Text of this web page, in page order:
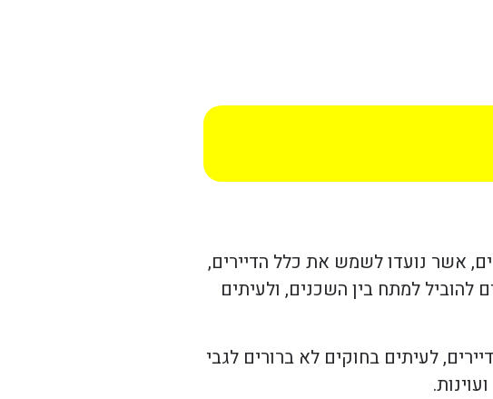
אשר נועדו לשמש את כלל הדיירים,
להוביל למתח בין השכנים, ולעיתים
לעיתים בחוקים לא ברורים לגבי